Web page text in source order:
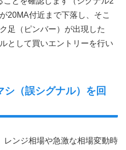
20MA付近まで下落し、そこ
足（ピンバー）が出現した
として買いエントリーを行い
（誤シグナル）を回
レンジ相場や急激な相場変動時